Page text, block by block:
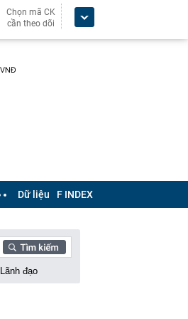
Chọn mã CK
cần theo dõi
Dữ liệu F INDEX
Lãnh đạo